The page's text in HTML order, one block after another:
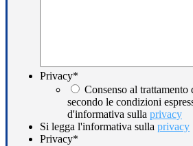
Privacy*
Consenso al trattamento
secondo le condizioni
d'informativa sulla privacy
Si legga l'informativa sulla privacy
Privacy*